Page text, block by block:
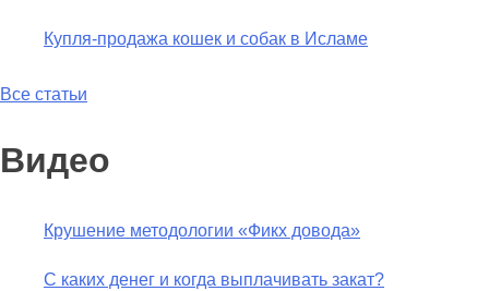
Купля-продажа кошек и собак в Исламе
Все статьи
Видео
Крушение методологии «Фикх довода»
С каких денег и когда выплачивать закат?